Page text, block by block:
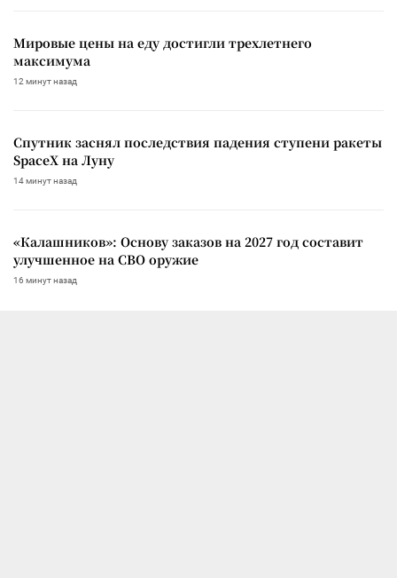
Мировые цены на еду достигли трехлетнего
максимума
12 минут назад
Спутник заснял последствия падения ступени ракеты
SpaceX на Луну
14 минут назад
«Калашников»: Основу заказов на 2027 год составит
улучшенное на СВО оружие
16 минут назад